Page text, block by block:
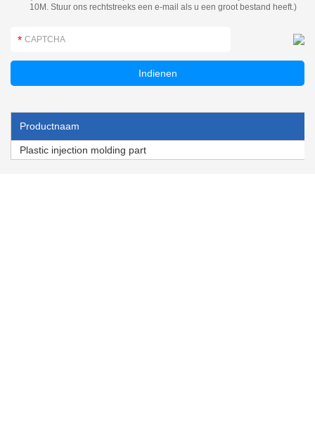
10M. Stuur ons rechtstreeks een e-mail als u een groot bestand heeft.)
Productnaam
Plastic injection molding part